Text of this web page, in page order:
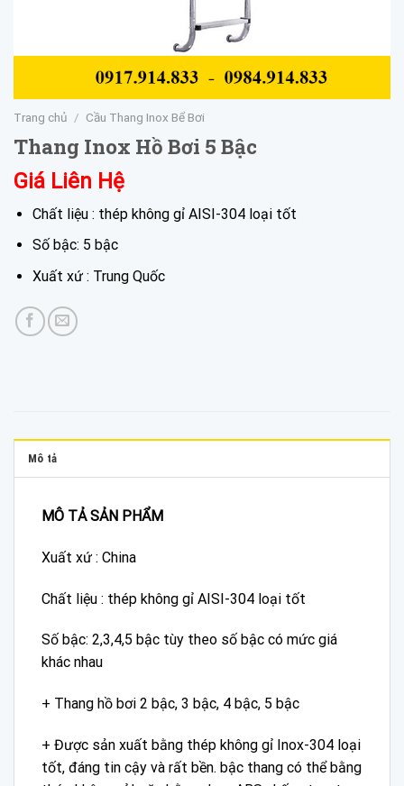
Trang chủ / Cầu Thang Inox Bể Bơi
Thang Inox Hồ Bơi 5 Bậc
Giá Liên Hệ
Chất liệu : thép không gỉ AISI-304 loại tốt
Số bậc: 5 bậc
Xuất xứ : Trung Quốc
Mô tả
MÔ TẢ SẢN PHẨM
Xuất xứ : China
Chất liệu : thép không gỉ AISI-304 loại tốt
Số bậc: 2,3,4,5 bậc tùy theo số bậc có mức giá
khác nhau
+ Thang hồ bơi 2 bậc, 3 bậc, 4 bậc, 5 bậc
+ Được sản xuất bằng thép không gỉ Inox-304 loại
tốt, đáng tin cậy và rất bền. bậc thang có thể bằng